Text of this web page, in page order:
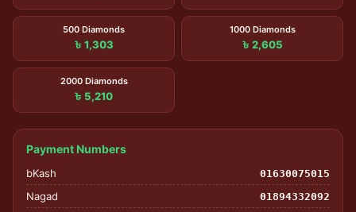
500 Diamonds
৳ 1,303
1000 Diamonds
৳ 2,605
2000 Diamonds
৳ 5,210
Payment Numbers
bKash 01630075015
Nagad 01894332092